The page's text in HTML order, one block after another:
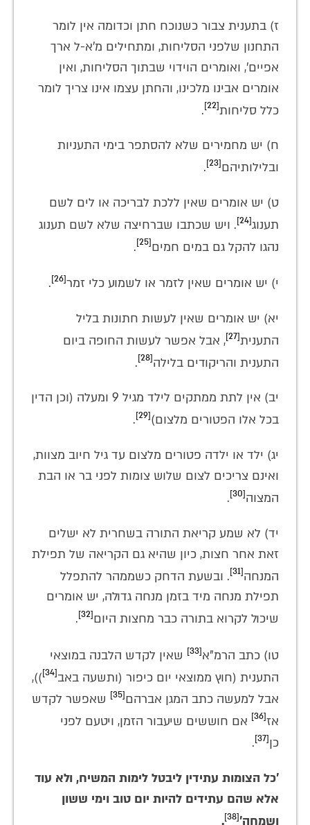
ז) בתענית צבור כשנוכח חתן וכדומה אין לומר
התחנון שלפני הסליחות, ומתחילים מ'א-ל ארך
אפיים', ואומרים הוידוי שבתוך הסליחות, ואין
אומרים אבינו מלכינו, והחתן עצמו אינו צריך לומר
כלל סליחות[22]
.
ח) יש מחמירים שלא להסתפר בימי התעניות
ובלילותיהם[23]
.
ט) יש אומרים שאין ללכת לבריכה או לים לשם
תענוג[24]
. ויש שכתבו שברחיצה שלא לשם תענוג
נהגו להקל גם במים חמים[25]
.
י) יש אומרים שאין לזמר או לשמוע כלי זמר[26]
.
יא) יש אומרים שאין לעשות חתונות בליל
התענית[27]
, אבל אפשר לעשות החופה ביום
התענית והריקודים בלילה[28]
.
יב) אין לתת ממתקים לילד מגיל 9 ומעלה (וכן הדין
בכל אלו הפטורים מלצום)[29]
.
יג) ילד או ילדה פטורים מלצום עד גיל חיוב מצוות,
ואינם צריכים לצום שלוש צומות לפני בר או הבת
המצוה[30]
.
יד) לא שמע קריאת התורה בשחרית לא ישלים
זאת אחר חצות, כיון שהיא גם הקריאה של תפילת
המנחה[31]
. ובשעת הדחק כשממהר להתפלל
תפילת מנחה מיד בזמן מנחה גדולה, יש אומרים
שיכול לקרוא בתורה כבר מחצות היום[32]
.
טו) כתב הרמ"א[33]
שאין לקדש הלבנה במוצאי
התענית (חוץ ממוצאי יום כיפור (ותשעה באב[34]
)),
אבל למעשה כתב המגן אברהם[35]
שאפשר לקדש
אז[36]
אם חוששים שיעבור הזמן, ויטעם לפני
כן[37]
.
'כל הצומות עתידין ליבטל לימות המשיח, ולא עוד
אלא שהם עתידים להיות יום טוב וימי ששון
ושמחה'[38]
.